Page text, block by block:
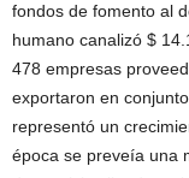
fondos de fomento al
humano canalizó $
478 empresas
exportaron en
representó un
época se preveía una